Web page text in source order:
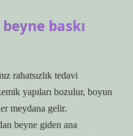
baskı
rahatsızlık tedavi
yapıları bozulur, boyun
meydana gelir.
beyne giden ana